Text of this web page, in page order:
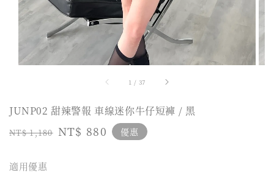
1 / 37
JUNP02 甜辣警報 車線迷你牛仔短褲 / 黑
Regular
NT$ 1,180 Sale
NT$ 880 優惠
適用優惠